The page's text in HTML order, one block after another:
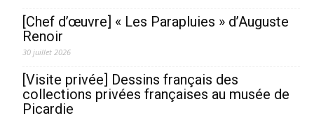
[Chef d’œuvre] « Les Parapluies » d’Auguste
Renoir
30 juillet 2026
[Visite privée] Dessins français des
collections privées françaises au musée de
Picardie